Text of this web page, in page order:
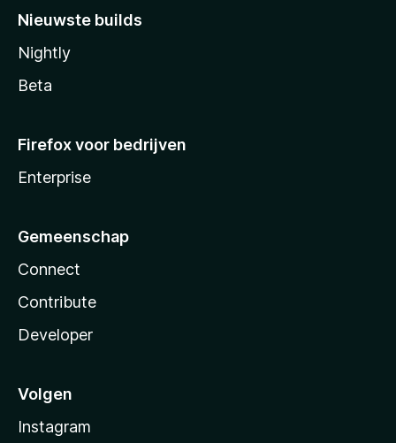
Nieuwste builds
Nightly
Beta
Firefox voor bedrijven
Enterprise
Gemeenschap
Connect
Contribute
Developer
Volgen
Instagram